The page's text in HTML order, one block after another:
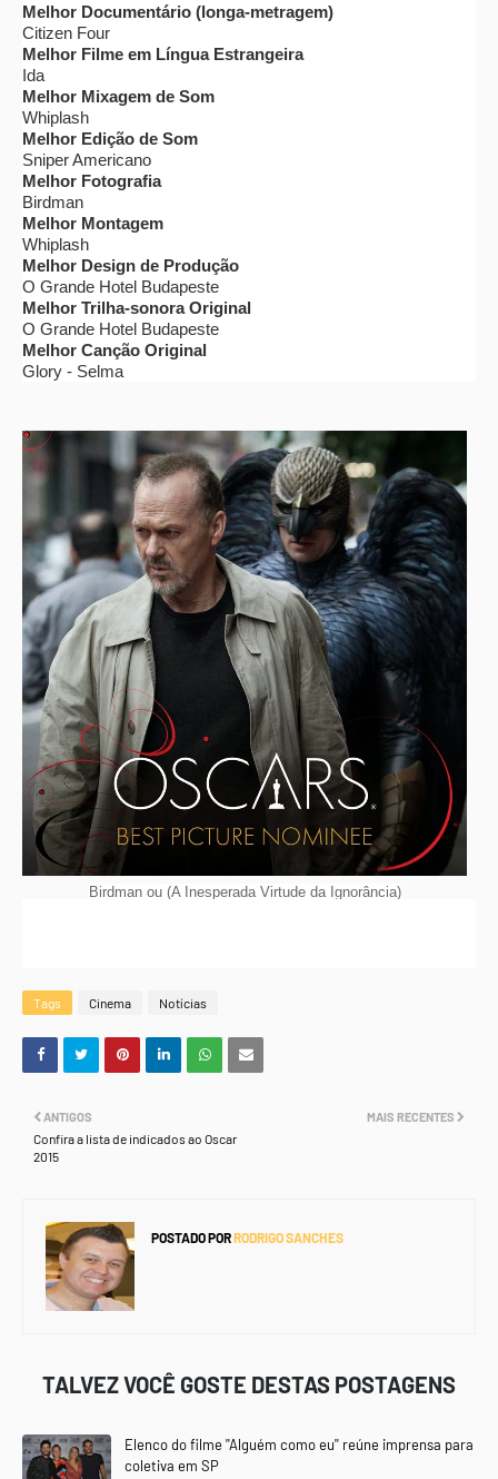
Melhor Documentário (longa-metragem)
Citizen Four
Melhor Filme em Língua Estrangeira
Ida
Melhor Mixagem de Som
Whiplash
Melhor Edição de Som
Sniper Americano
Melhor Fotografia
Birdman
Melhor Montagem
Whiplash
Melhor Design de Produção
O Grande Hotel Budapeste
Melhor Trilha-sonora Original
O Grande Hotel Budapeste
Melhor Canção Original
Glory - Selma
Birdman ou (A Inesperada Virtude da Ignorância)
Tags Cinema Notícias
MAIS RECENTES
ANTIGOS
Confira a lista de indicados ao Oscar
2015
POSTADO PORRODRIGO SANCHES
TALVEZ VOCÊ GOSTE DESTAS POSTAGENS
Elenco do filme ''Alguém como eu'' reúne imprensa para
coletiva em SP